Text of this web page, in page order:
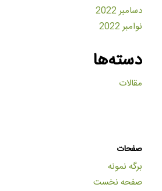
دسامبر 2022
نوامبر 2022
دسته‌ها
مقالات
صفحات
برگه نمونه
صفحه نخست